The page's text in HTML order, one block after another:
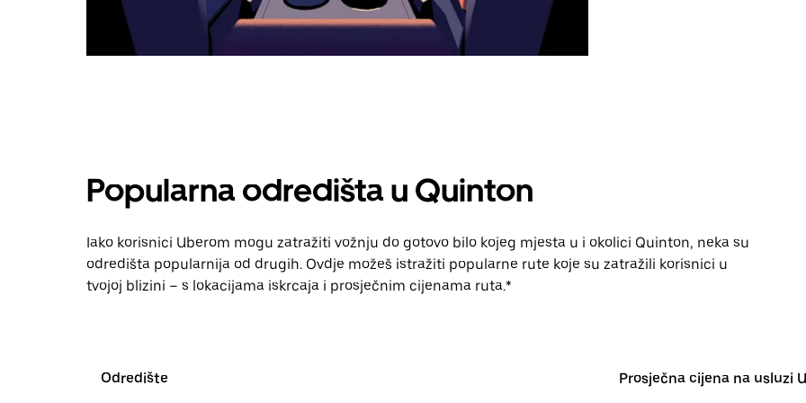
Popularna odredišta u Quinton
Iako korisnici Uberom mogu zatražiti vožnju do gotovo bilo kojeg mjesta u i okolici Quinton, neka su
odredišta popularnija od drugih. Ovdje možeš istražiti popularne rute koje su zatražili korisnici u
tvojoj blizini – s lokacijama iskrcaja i prosječnim cijenama ruta.*
Odredište Prosječna cijena na usluzi